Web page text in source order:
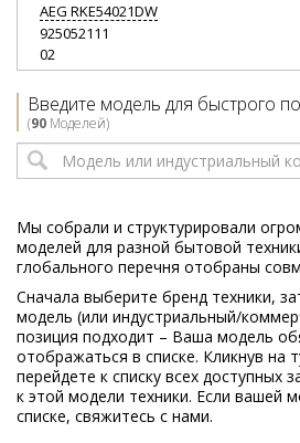
AEG RKE54021DW
925052111
02
925052112
02
AEGRKE54021DX
00
AEGRKE64021DW
02
AEGRKE64021DW
925052129
02
AEGRKE64021DX
Введите модель для быстрого
(90 Моделей)
Мы собрали и структурировали
моделей для разной бытовой
глобального перечня отобраны
Сначала выберите бренд техники,
модель (или индустриальный/
позиция подходит – Ваша модель
отображаться в списке. Кликнув на
перейдете к списку всех доступных
к этой модели техники. Если вашей
списке, свяжитесь с нами.